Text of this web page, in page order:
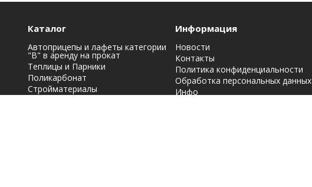
Каталог
Автоприцепы и лафеты категории
"B" в аренду на прокат
Теплицы и Парники
Поликарбонат
Стройматериалы
Информация
Новости
Контакты
Политика конфиденциальности
Обработка персональных данных
Инфо